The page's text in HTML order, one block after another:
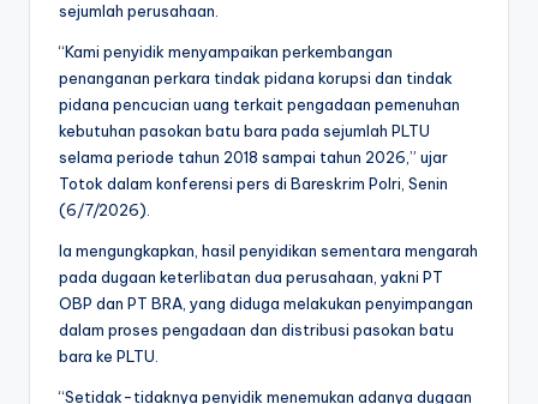
sejumlah perusahaan.
“Kami penyidik menyampaikan perkembangan
penanganan perkara tindak pidana korupsi dan tindak
pidana pencucian uang terkait pengadaan pemenuhan
kebutuhan pasokan batu bara pada sejumlah PLTU
selama periode tahun 2018 sampai tahun 2026,” ujar
Totok dalam konferensi pers di Bareskrim Polri, Senin
(6/7/2026).
Ia mengungkapkan, hasil penyidikan sementara mengarah
pada dugaan keterlibatan dua perusahaan, yakni PT
OBP dan PT BRA, yang diduga melakukan penyimpangan
dalam proses pengadaan dan distribusi pasokan batu
bara ke PLTU.
“Setidak-tidaknya penyidik menemukan adanya dugaan